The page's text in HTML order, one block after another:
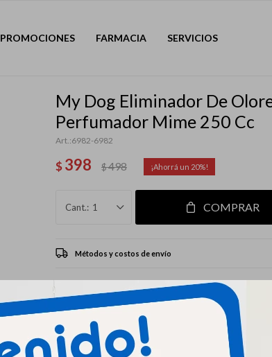
PROMOCIONES FARMACIA SERVICIOS
My Dog Eliminador De
Perfumador Mime 250 Cc
6982-6982
$398 $498 20
1 COMPRAR
Métodos y costos de envío
CARACTERÍSTICAS
Higiene